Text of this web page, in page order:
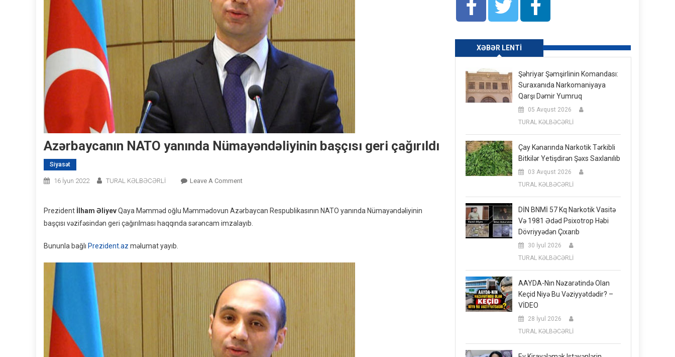
Azərbaycanın NATO yanında Nümayəndəliyinin başçısı geri çağırıldı
Siyasət
16 İyun 2022 TURAL KƏLBƏCƏRLİ Leave A CommentOn
Yanında
Nümayəndəliyinin
Çağırıldı
Prezident İlham ƏliyevQaya Məmməd oğlu Məmmədovun Azərbaycan Respublikasının NATO yanında Nümayəndəliyinin
başçısı vəzifəsindən geri çağırılması haqqında sərəncam imzalayıb.
Bununla bağlı Prezident.az məlumat yayıb.
XƏBƏR LENTI
Şəhriyar Şəmşirlinin Komandası:
Suraxanıda Narkomaniyaya
Qarşı Dəmir Yumruq
05 Avqust 2026
TURAL KƏLBƏCƏRLİ
Çay Kənarında Narkotik Tərkibli
Bitkilər Yetişdirən Şəxs Saxlanılıb
03 Avqust 2026
TURAL KƏLBƏCƏRLİ
DİN BNMİ 57 Kq Narkotik Vasitə
Və 1981 Ədəd Psixotrop Həbi
Dövriyyədən Çıxarıb
30 İyul 2026
TURAL KƏLBƏCƏRLİ
AAYDA-Nın Nəzarətində Olan
Keçid Niyə Bu Vəziyyətdədir? –
VİDEO
28 İyul 2026
TURAL KƏLBƏCƏRLİ